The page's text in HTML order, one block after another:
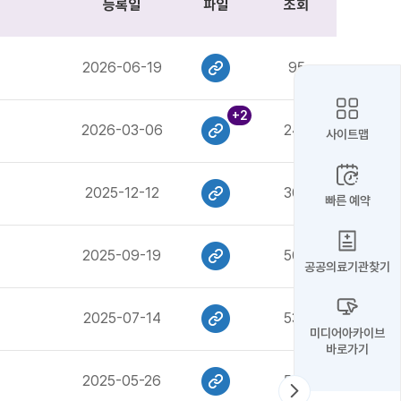
등록일 파일 조회
2026-06-19 95
2026-03-06
+2
240
2025-12-12 307
2025-09-19 509
2025-07-14 538
2025-05-26 564
사이트맵
빠른 예약
공공의료기관찾기
미디어아카이브
바로가기